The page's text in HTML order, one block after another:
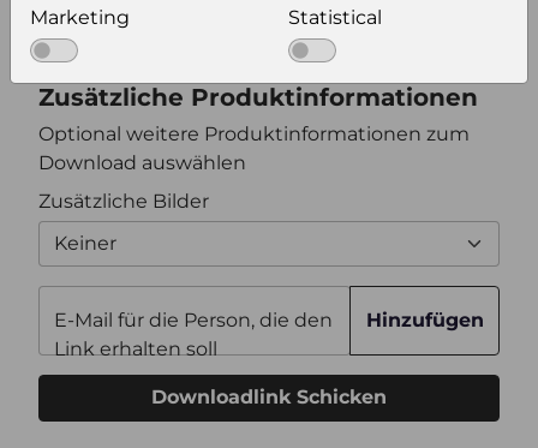
Zusätzliche Produktinformationen
Optional weitere Produktinformationen zum
Download auswählen
Zusätzliche Bilder
Keiner
E-Mail für die Person, die den
Link erhalten soll
Hinzufügen
Downloadlink Schicken
Marketing Statistical